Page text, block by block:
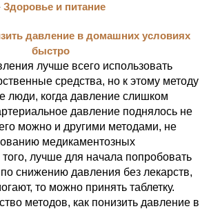
Здоровье и питание
лучше всего использовать
средства, но к этому методу
люди, когда давление слишком
давление поднялось не
можно и другими методами, не
медикаментозных
лучше для начала попробовать
снижению давления без лекарств,
то можно принять таблетку.
методов, как понизить давление в